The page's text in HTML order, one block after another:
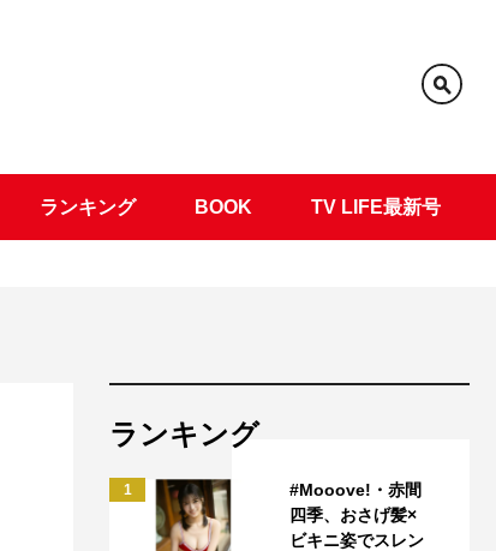
ランキング BOOK TV LIFE最新号
ランキング
1
#Mooove!・赤間
四季、おさげ髪×
ビキニ姿でスレン